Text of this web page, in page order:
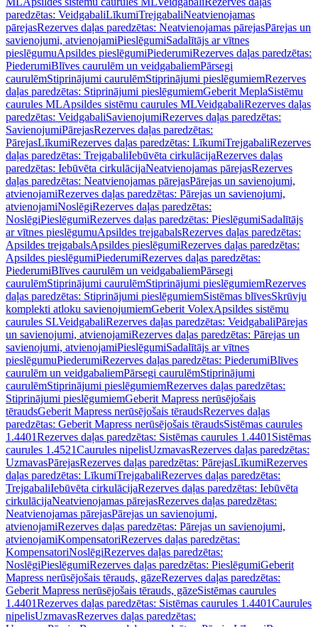
paredzētas: VeidgabaliLīkumiTrejgabaliNeatvienojamas
pārejasRezerves daļas paredzētas: Neatvienojamas pārejasPārejas un
savienojumi, atvienojamiPieslēgumiSadalītājs ar vītnes
pieslēgumuApsildes pieslēgumiPiederumiRezerves daļas paredzētas:
PiederumiBlīves caurulēm un veidgabaliemPārsegi
caurulēmStiprinājumi caurulēmStiprinājumi pieslēgumiemRezerves
daļas paredzētas: Stiprinājumi pieslēgumiemGeberit MeplaSistēmu
caurules MLApsildes sistēmu caurules MLVeidgabaliRezerves daļas
paredzētas: VeidgabaliSavienojumiRezerves daļas paredzētas:
SavienojumiPārejasRezerves daļas paredzētas:
PārejasLīkumiRezerves daļas paredzētas: LīkumiTrejgabaliRezerves
daļas paredzētas: TrejgabaliIebūvēta cirkulācijaRezerves daļas
paredzētas: Iebūvēta cirkulācijaNeatvienojamas pārejasRezerves
daļas paredzētas: Neatvienojamas pārejasPārejas un savienojumi,
atvienojamiRezerves daļas paredzētas: Pārejas un savienojumi,
atvienojamiNoslēgiRezerves daļas paredzētas:
NoslēgiPieslēgumiRezerves daļas paredzētas: PieslēgumiSadalītājs
ar vītnes pieslēgumuApsildes trejgabalsRezerves daļas paredzētas:
Apsildes trejgabalsApsildes pieslēgumiRezerves daļas paredzētas:
Apsildes pieslēgumiPiederumiRezerves daļas paredzētas:
PiederumiBlīves caurulēm un veidgabaliemPārsegi
caurulēmStiprinājumi caurulēmStiprinājumi pieslēgumiemRezerves
daļas paredzētas: Stiprinājumi pieslēgumiemSistēmas blīvesSkrūvju
komplekti atloku savienojumiemGeberit VolexApsildes sistēmu
caurules SLVeidgabaliRezerves daļas paredzētas: VeidgabaliPārejas
un savienojumi, atvienojamiRezerves daļas paredzētas: Pārejas un
savienojumi, atvienojamiPieslēgumiSadalītājs ar vītnes
pieslēgumuPiederumiRezerves daļas paredzētas: PiederumiBlīves
caurulēm un veidgabaliemPārsegi caurulēmStiprinājumi
caurulēmStiprinājumi pieslēgumiemRezerves daļas paredzētas:
Stiprinājumi pieslēgumiemGeberit Mapress nerūsējošais
tēraudsGeberit Mapress nerūsējošais tēraudsRezerves daļas
paredzētas: Geberit Mapress nerūsējošais tēraudsSistēmas caurules
1.4401Rezerves daļas paredzētas: Sistēmas caurules 1.4401 Sistēmas
caurules 1.4521Caurules nipelisUzmavasRezerves daļas paredzētas:
UzmavasPārejasRezerves daļas paredzētas: PārejasLīkumiRezerves
daļas paredzētas: LīkumiTrejgabaliRezerves daļas paredzētas:
TrejgabaliIebūvēta cirkulācijaRezerves daļas paredzētas: Iebūvēta
cirkulācijaNeatvienojamas pārejasRezerves daļas paredzētas:
Neatvienojamas pārejasPārejas un savienojumi,
atvienojamiRezerves daļas paredzētas: Pārejas un savienojumi,
atvienojamiKompensatoriRezerves daļas paredzētas:
KompensatoriNoslēgiRezerves daļas paredzētas:
NoslēgiPieslēgumiRezerves daļas paredzētas: PieslēgumiGeberit
Mapress nerūsējošais tērauds, gāzeRezerves daļas paredzētas:
Geberit Mapress nerūsējošais tērauds, gāzeSistēmas caurules
1.4401Rezerves daļas paredzētas: Sistēmas caurules 1.4401Caurules
nipelisUzmavasRezerves daļas paredzētas: